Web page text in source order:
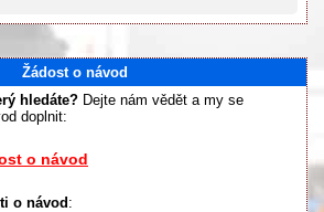
Žádost o návod
hledáte? Dejte nám vědět a my se
doplnit:
o návod
o návod :